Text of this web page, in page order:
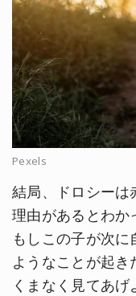
Pexels
結局、ドロシーは
理由があるとわか
もしこの子が次
ようなことが起
くまなく見てあげ